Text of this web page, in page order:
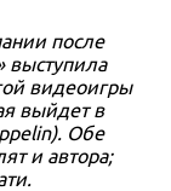
после
выступила
видеоигры
выйдет в
Обе
и автора;